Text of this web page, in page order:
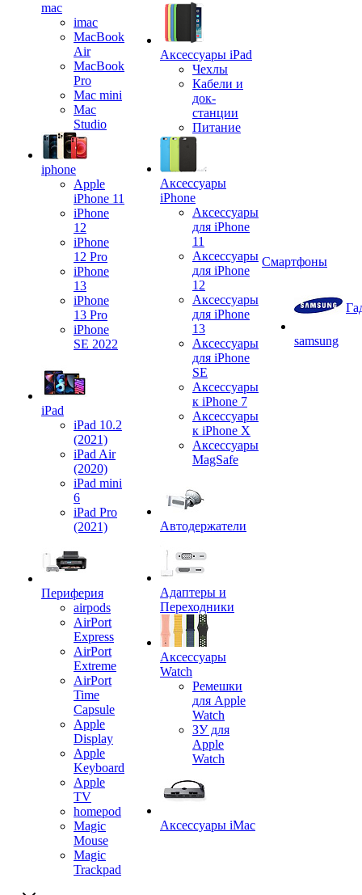
mac
imac
MacBook
Air
MacBook
Pro
Mac mini
Mac
Studio
iphone
Apple
iPhone 11
iPhone
12
iPhone
12 Pro
iPhone
13
iPhone
13 Pro
iPhone
SE 2022
iPad
iPad 10.2
(2021)
iPad Air
(2020)
iPad mini
6
iPad Pro
(2021)
Периферия
airpods
AirPort
Express
AirPort
Extreme
AirPort
Time
Capsule
Apple
Display
Apple
Keyboard
Apple
TV
homepod
Magic
Mouse
Magic
Trackpad
Аксессуары iPad
Чехлы
Кабели и
док-
станции
Питание
Аксессуары
iPhone
Аксессуары
для iPhone
11
Аксессуары
для iPhone
12
Аксессуары
для iPhone
13
Аксессуары
для iPhone
SE
Аксессуары
к iPhone 7
Аксессуары
к iPhone X
Аксессуары
MagSafe
Автодержатели
Адаптеры и
Переходники
Аксессуары
Watch
Ремешки
для Apple
Watch
ЗУ для
Apple
Watch
Аксессуары iMac
Смартфоны
samsung